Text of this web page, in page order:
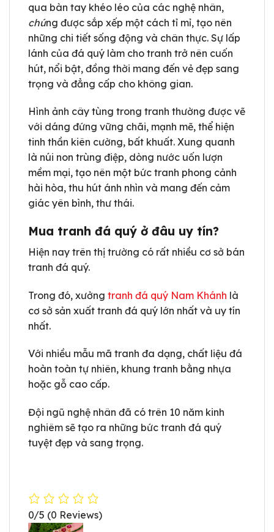
qua bàn tay khéo léo của các nghệ nhân,
chúng được sắp xếp một cách tỉ mỉ, tạo nên
những chi tiết sống động và chân thực. Sự lấp
lánh của đá quý làm cho tranh trở nên cuốn
hút, nổi bật, đồng thời mang đến vẻ đẹp sang
trọng và đẳng cấp cho không gian.
Hình ảnh cây tùng trong tranh thường được vẽ
với dáng đứng vững chãi, mạnh mẽ, thể hiện
tinh thần kiên cường, bất khuất. Xung quanh
là núi non trùng điệp, dòng nước uốn lượn
mềm mại, tạo nên một bức tranh phong cảnh
hài hòa, thu hút ánh nhìn và mang đến cảm
giác yên bình, thư thái.
Mua tranh đá quý ở đâu uy tín?
Hiện nay trên thị trường có rất nhiều cơ sở bán
tranh đá quý.
Trong đó, xưởng tranh đá quý Nam Khánh là
cơ sở sản xuất tranh đá quý lớn nhất và uy tín
nhất.
Với nhiều mẫu mã tranh đa dạng, chất liệu đá
hoàn toàn tự nhiên, khung tranh bằng nhựa
hoặc gỗ cao cấp.
Đội ngũ nghệ nhân đã có trên 10 năm kinh
nghiêm sẽ tạo ra những bức tranh đá quý
tuyệt đẹp và sang trọng.
0/5 (0 Reviews)